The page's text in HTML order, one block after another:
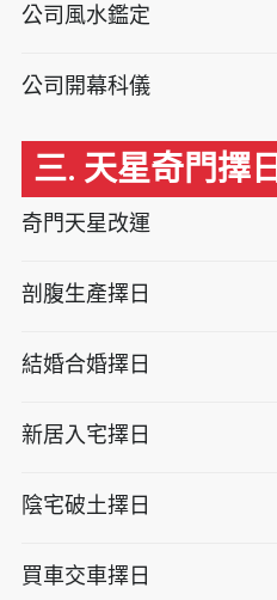
公司風水鑑定
公司開幕科儀
三. 天星奇門擇日
奇門天星改運
剖腹生產擇日
結婚合婚擇日
新居入宅擇日
陰宅破土擇日
買車交車擇日